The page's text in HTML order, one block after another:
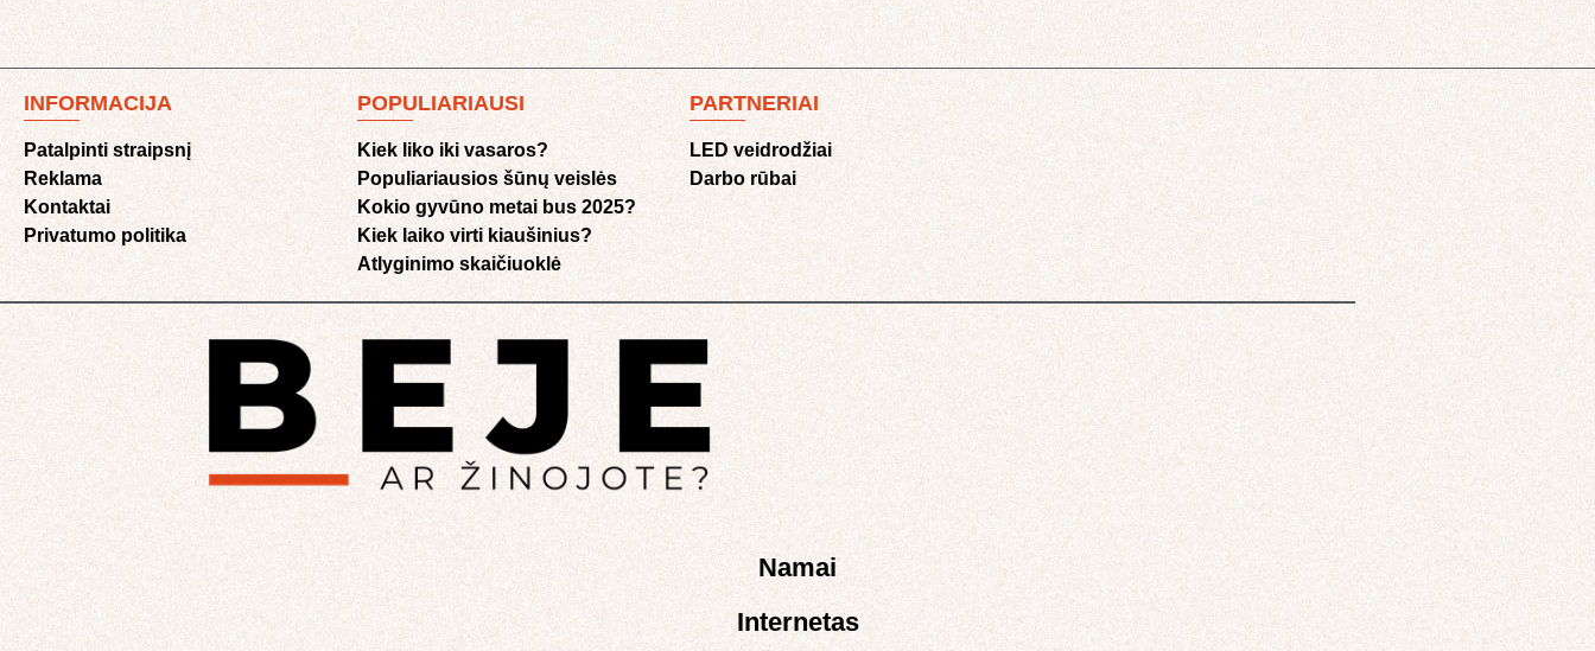
INFORMACIJA
Patalpinti straipsnį
Reklama
Kontaktai
Privatumo politika
POPULIARIAUSI
Kiek liko iki vasaros?
Populiariausios šūnų veislės
Kokio gyvūno metai bus 2025?
Kiek laiko virti kiaušinius?
Atlyginimo skaičiuoklė​
PARTNERIAI
LED veidrodžiai
Darbo rūbai
Namai
Internetas